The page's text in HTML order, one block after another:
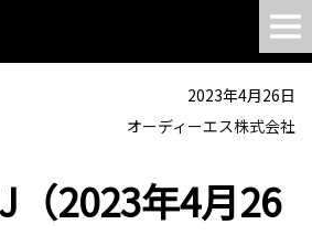
2023年4月26日
オーディーエス株式会社
（2023年4月26